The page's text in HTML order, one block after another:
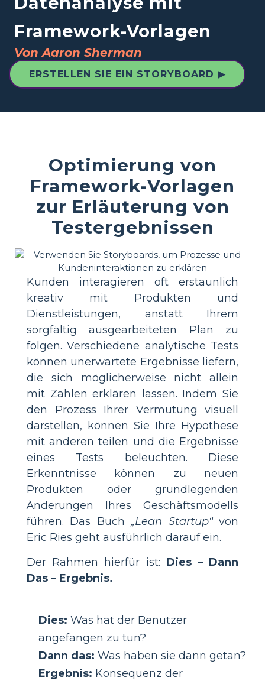
Framework-Vorlagen
Von Aaron Sherman
ERSTELLEN SIE EIN STORYBOARD ▶
Optimierung von
Framework-Vorlagen
zur Erläuterung von
Testergebnissen
Kunden interagieren oft erstaunlich
kreativ mit Produkten und
Dienstleistungen, anstatt Ihrem
sorgfältig ausgearbeiteten Plan zu
folgen. Verschiedene analytische Tests
können unerwartete Ergebnisse liefern,
die sich möglicherweise nicht allein
mit Zahlen erklären lassen. Indem Sie
den Prozess Ihrer Vermutung visuell
darstellen, können Sie Ihre Hypothese
mit anderen teilen und die Ergebnisse
eines Tests beleuchten. Diese
Erkenntnisse können zu neuen
Produkten oder grundlegenden
Änderungen Ihres Geschäftsmodells
führen. Das Buch„Lean Startup“von
Eric Ries geht ausführlich darauf ein.
Der Rahmen hierfür ist: Dies – Dann
Das – Ergebnis.
Dies: Was hat der Benutzer
angefangen zu tun?
Dann das: Was haben sie dann getan?
Ergebnis: Konsequenz der